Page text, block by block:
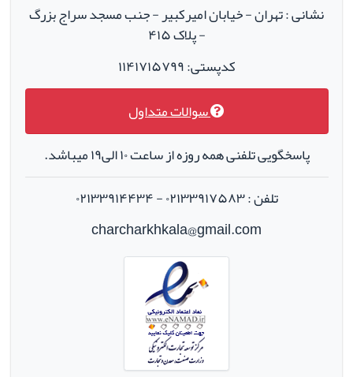
نشانی : تهران - خیابان امیرکبیر - جنب مسجد سراج بزرگ
- پلاک ۴۱۵
کدپستی: ۱۱۴۱۷۱۵۷۹۹
سوالات متداول
پاسخگویی تلفنی همه روزه از ساعت ۱۰ الی۱۹ میباشد.
تلفن : ۰۲۱۳۳۹۱۷۵۸۳ - ۰۲۱۳۳۹۱۴۴۳۴
charcharkhkala@gmail.com